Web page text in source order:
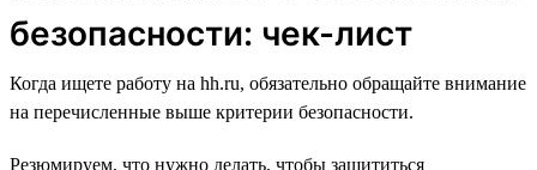
безопасности: чек-лист
Когда ищете работу на hh.ru, обязательно обращайте внимание
на перечисленные выше критерии безопасности.
Резюмируем, что нужно делать, чтобы защититься